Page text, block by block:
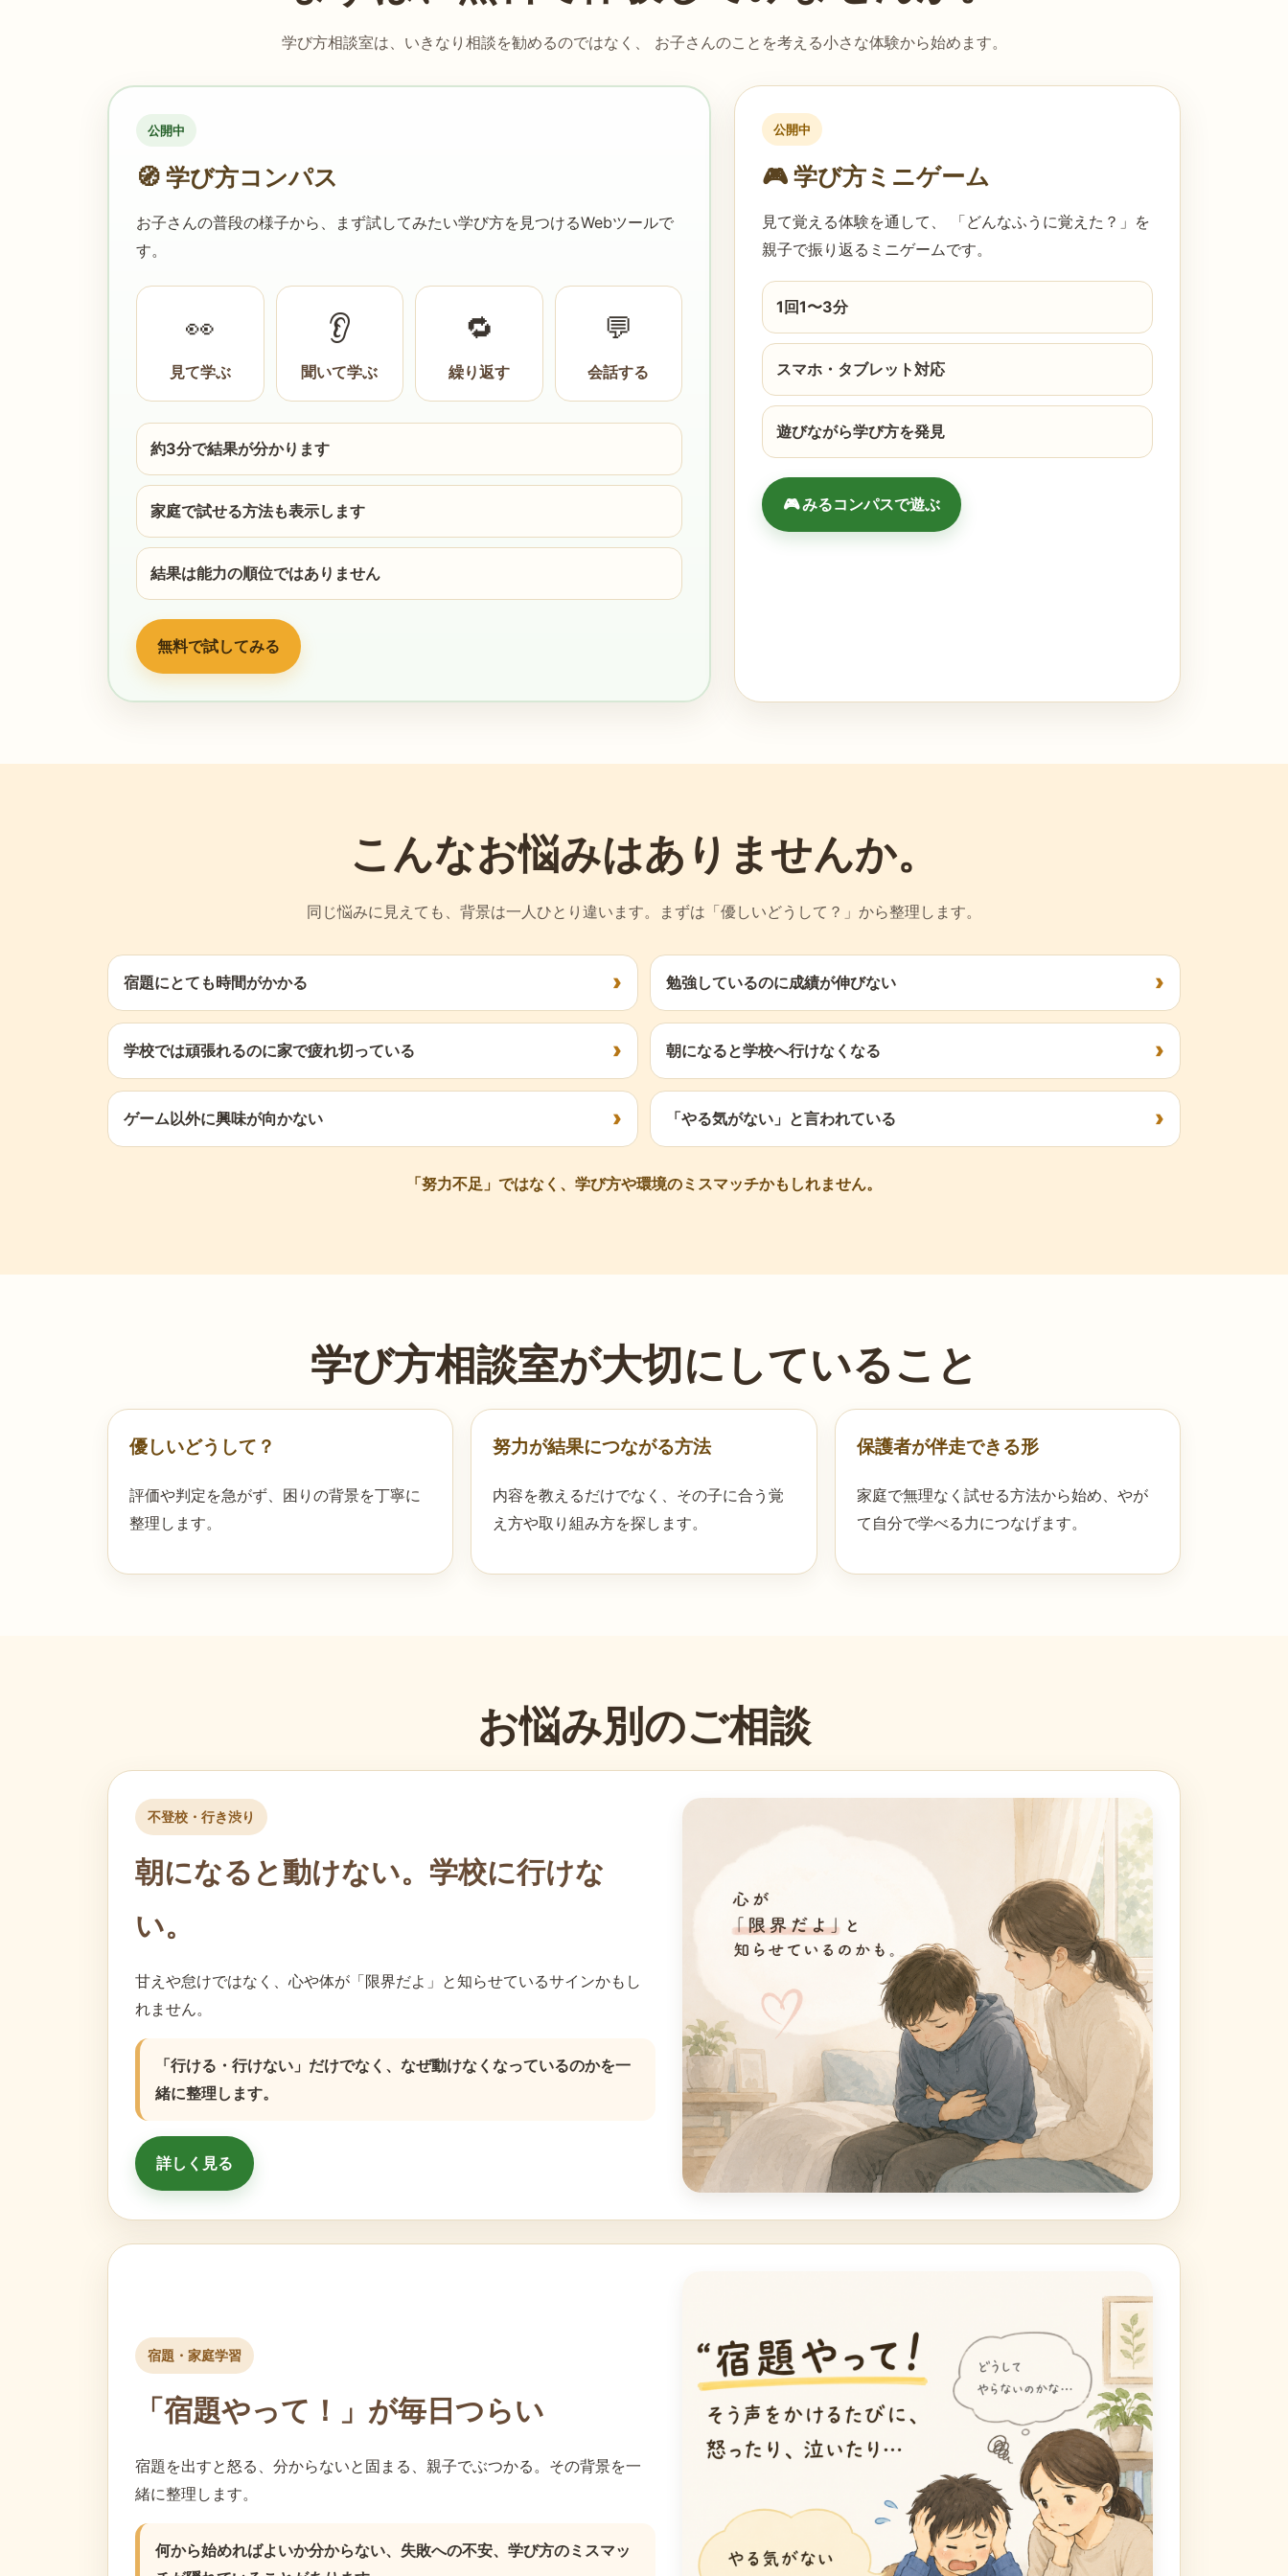
学び方相談室は、いきなり相談を勧めるのではなく、 お子さんのことを考える小さな体験から始めます。
公開中
🧭 学び方コンパス
お子さんの普段の様子から、まず試してみたい学び方を見つけるWebツールで
す。
👀
見て学ぶ
👂
聞いて学ぶ
🔁
繰り返す
💬
会話する
約3分で結果が分かります
家庭で試せる方法も表示します
結果は能力の順位ではありません
無料で試してみる
公開中
🎮 学び方ミニゲーム
見て覚える体験を通して、 「どんなふうに覚えた？」を
親子で振り返るミニゲームです。
1回1〜3分
スマホ・タブレット対応
遊びながら学び方を発見
🎮 みるコンパスで遊ぶ
こんなお悩みはありませんか。
同じ悩みに見えても、背景は一人ひとり違います。まずは「優しいどうして？」から整理します。
宿題にとても時間がかかる 勉強しているのに成績が伸びない
学校では頑張れるのに家で疲れ切っている 朝になると学校へ行けなくなる
ゲーム以外に興味が向かない 「やる気がない」と言われている
「努力不足」ではなく、学び方や環境のミスマッチかもしれません。
学び方相談室が大切にしていること
優しいどうして？
評価や判定を急がず、困りの背景を丁寧に
整理します。
努力が結果につながる方法
内容を教えるだけでなく、その子に合う覚
え方や取り組み方を探します。
保護者が伴走できる形
家庭で無理なく試せる方法から始め、やが
て自分で学べる力につなげます。
お悩み別のご相談
不登校・行き渋り
朝になると動けない。学校に行けな
い。
甘えや怠けではなく、心や体が「限界だよ」と知らせているサインかもし
れません。
「行ける・行けない」だけでなく、なぜ動けなくなっているのかを一
緒に整理します。
詳しく見る
宿題・家庭学習
「宿題やって！」が毎日つらい
宿題を出すと怒る、分からないと固まる、親子でぶつかる。その背景を一
緒に整理します。
何から始めればよいか分からない、失敗への不安、学び方のミスマッ